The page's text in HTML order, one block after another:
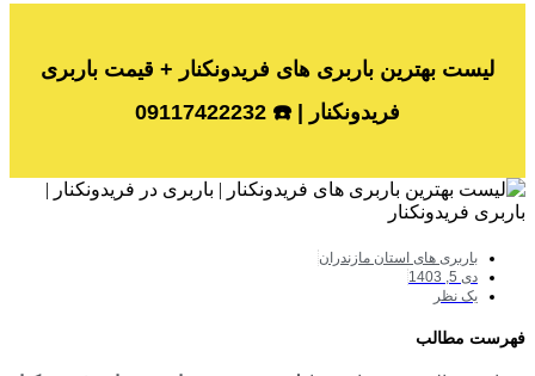
لیست بهترین باربری های فریدونکنار + قیمت باربری
فریدونکنار | ☎️ 09117422232
باربری های استان مازندران
دی 5, 1403
یک نظر
فهرست مطالب